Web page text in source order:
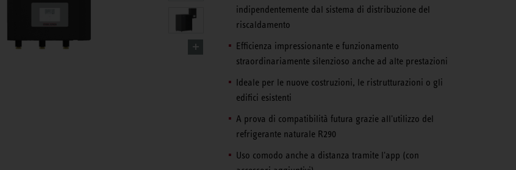
indipendentemente dal sistema di distribuzione del
riscaldamento
Efficienza impressionante e funzionamento
straordinariamente silenzioso anche ad alte prestazioni
Ideale per le nuove costruzioni, le ristrutturazioni o gli
edifici esistenti
A prova di compatibilità futura grazie all'utilizzo del
refrigerante naturale R290
Uso comodo anche a distanza tramite l'app (con